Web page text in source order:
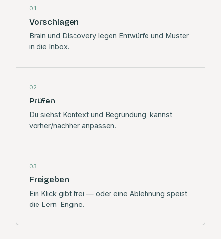
01
Vorschlagen
Brain und Discovery legen Entwürfe und Muster
in die Inbox.
02
Prüfen
Du siehst Kontext und Begründung, kannst
vorher/nachher anpassen.
03
Freigeben
Ein Klick gibt frei — oder eine Ablehnung speist
die Lern-Engine.